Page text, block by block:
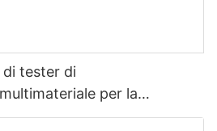
di tester di
per la
e dello stress -